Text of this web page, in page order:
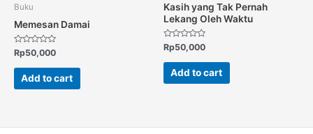
Buku
Memesan Damai
Rated
0
out
Rp50,000
Add to cart
Kasih yang Tak Pernah
Lekang Oleh Waktu
Rated
0
out
Rp50,000
Add to cart